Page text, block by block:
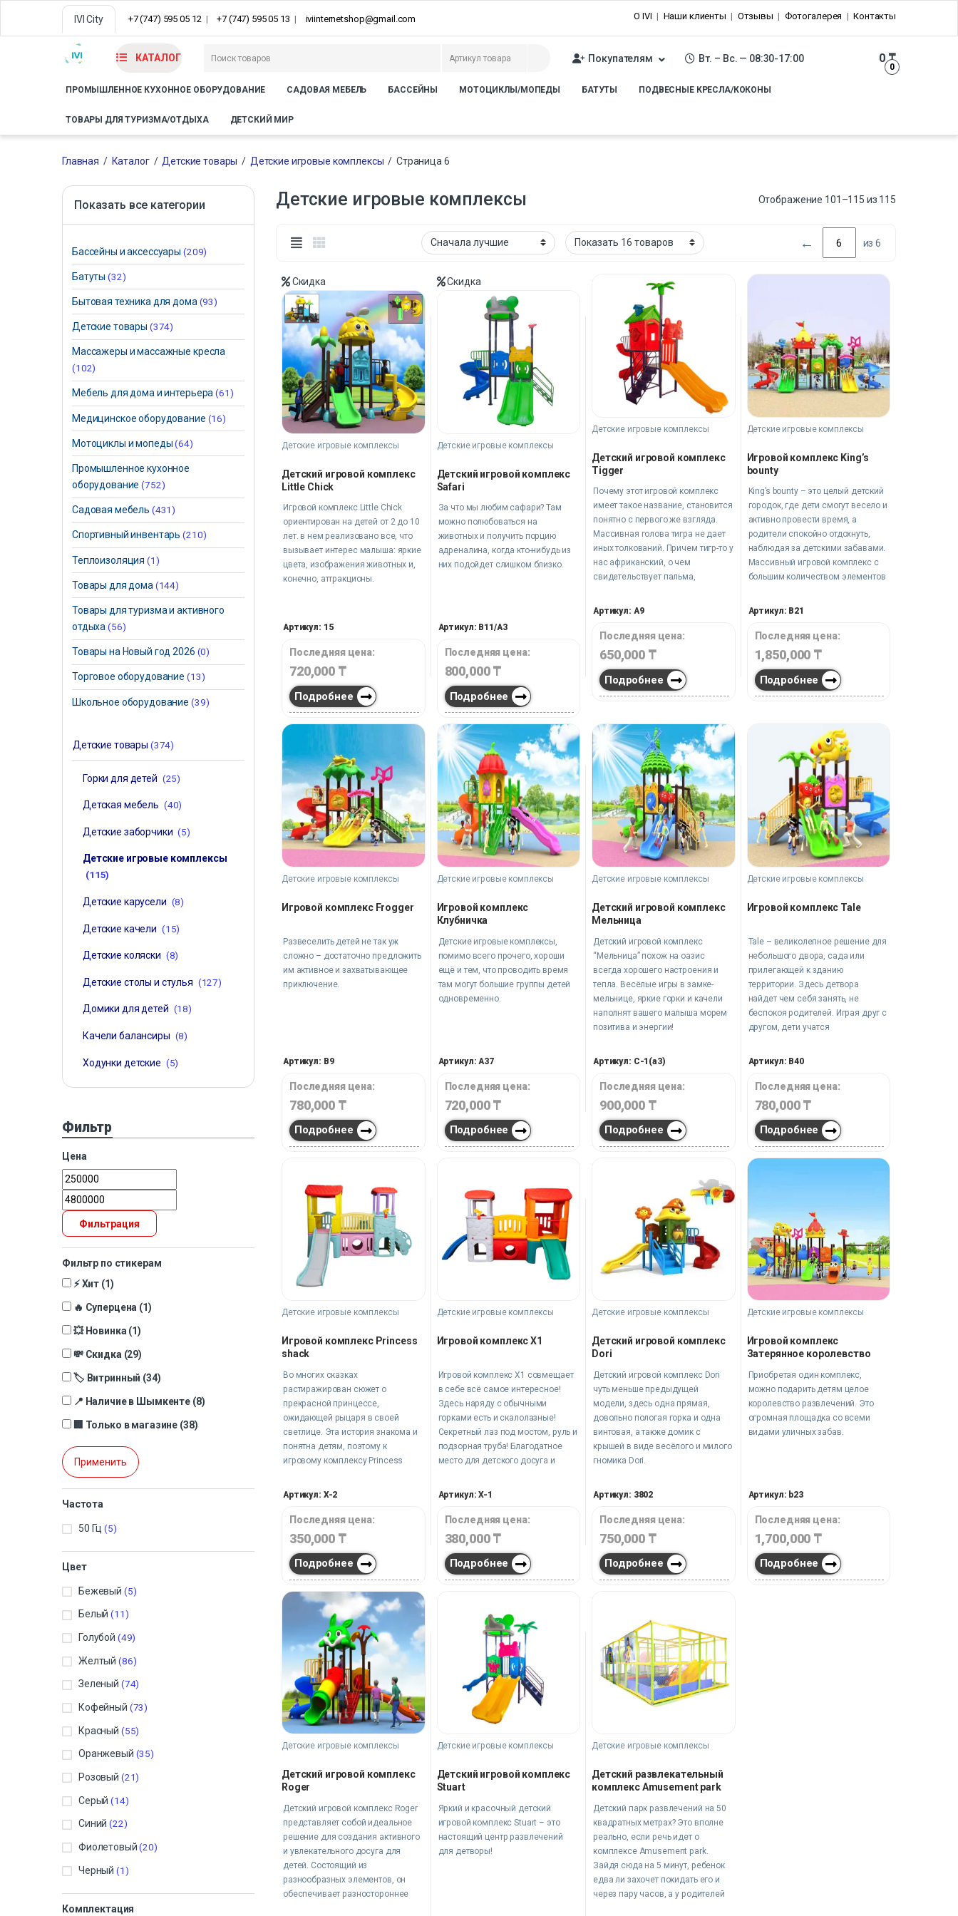
IVI City +7 (747) 595 05 12 +7 (747) 595 05 13 iviinternetshop@gmail.com О IVI Наши клиенты Отзывы Фотогалерея Контакты
КАТАЛОГ Покупателям Вт. – Вс. — 08:30-17:00
0
0₸
ПРОМЫШЛЕННОЕ КУХОННОЕ ОБОРУДОВАНИЕ САДОВАЯ МЕБЕЛЬ БАССЕЙНЫ МОТОЦИКЛЫ/МОПЕДЫ БАТУТЫ ПОДВЕСНЫЕ КРЕСЛА/КОКОНЫ
ТОВАРЫ ДЛЯ ТУРИЗМА/ОТДЫХА ДЕТСКИЙ МИР
Главная / Каталог / Детские товары / Детские игровые комплексы / Страница 6
Детские игровые комплексы Отображение 101–115 из 115
← из 6
Скидка
Детские игровые комплексы
Детский игровой комплекс
Little Chick
Игровой комплекс Little Chick
ориентирован на детей от 2 до 10
лет. в нем реализовано все, что
вызывает интерес малыша: яркие
цвета, изображения животных и,
конечно, аттракционы.
Артикул: 15
Последняя цена:
720,000 ₸
Подробнее
Скидка
Детские игровые комплексы
Детский игровой комплекс
Safari
За что мы любим сафари? Там
можно полюбоваться на
животных и получить порцию
адреналина, когда кто-нибудь из
них подойдет слишком близко.
Артикул: B11/A3
Последняя цена:
800,000₸
Подробнее
Детские игровые комплексы
Детский игровой комплекс
Tigger
Почему этот игровой комплекс
имеет такое название, становится
понятно с первого же взгляда.
Массивная голова тигра не дает
иных толкований. Причем тигр-то у
нас африканский, о чем
свидетельствует пальма,
сооружением.
Артикул: A9
Последняя цена:
650,000 ₸
Подробнее
Детские игровые комплексы
Игровой комплекс King’s
bounty
King’s bounty – это целый детский
городок, где дети смогут весело и
активно провести время, а
родители спокойно отдохнуть,
наблюдая за детскими забавами.
Массивный игровой комплекс с
большим количеством элементов
развития.
Артикул: B21
Последняя цена:
1,850,000 ₸
Подробнее
Детские игровые комплексы
Игровой комплекс Frogger
Развеселить детей не так уж
сложно – достаточно предложить
им активное и захватывающее
приключение.
Артикул: B9
Последняя цена:
780,000 ₸
Подробнее
Детские игровые комплексы
Игровой комплекс
Клубничка
Детские игровые комплексы,
помимо всего прочего, хороши
ещё и тем, что проводить время
там могут большие группы детей
одновременно.
Артикул: A37
Последняя цена:
720,000₸
Подробнее
Детские игровые комплексы
Детский игровой комплекс
Мельница
Детский игровой комплекс
“Мельница” похож на оазис
всегда хорошего настроения и
тепла. Весёлые игры в замке-
мельнице, яркие горки и качели
наполнят вашего малыша морем
позитива и энергии!
Артикул: C-1(a3)
Последняя цена:
900,000 ₸
Подробнее
Детские игровые комплексы
Игровой комплекс Tale
Tale – великолепное решение для
небольшого двора, сада или
прилегающей к зданию
территории. Здесь детвора
найдет чем себя занять, не
беспокоя родителей. Играя друг с
другом, дети учатся
Артикул: B40
Последняя цена:
780,000₸
Подробнее
Детские игровые комплексы
Игровой комплекс Princess
shack
Во многих сказках
растиражирован сюжет о
прекрасной принцессе,
ожидающей рыцаря в своей
светлице. Эта история знакома и
понятна детям, поэтому к
игровому комплексу Princess
удовольствием воспроизведут
фрагменты любимой сказки или
выдумают на ее основе новые
игры.
Артикул: X-2
Последняя цена:
350,000 ₸
Подробнее
Детские игровые комплексы
Игровой комплекс X1
Игровой комплекс X1 совмещает
в себе всё самое интересное!
Здесь наряду с обычными
горками есть и скалолазные!
Секретный лаз под мостом, руль и
подзорная труба! Благодатное
место для детского досуга и
Артикул: X-1
Последняя цена:
380,000₸
Подробнее
Детские игровые комплексы
Детский игровой комплекс
Dori
Детский игровой комплекс Dori
чуть меньше предыдущей
модели, здесь одна прямая,
довольно пологая горка и одна
винтовая, а также домик с
крышей в виде весёлого и милого
гномика Dori.
Артикул: 3802
Последняя цена:
750,000 ₸
Подробнее
Детские игровые комплексы
Игровой комплекс
Затерянное королевство
Приобретая один комплекс,
можно подарить детям целое
королевство развлечений. Это
огромная площадка со всеми
видами уличных забав.
Артикул: b23
Последняя цена:
1,700,000 ₸
Подробнее
Детские игровые комплексы
Детский игровой комплекс
Roger
Детский игровой комплекс Roger
представляет собой идеальное
решение для создания активного
и увлекательного досуга для
детей. Состоящий из
разнообразных элементов, он
обеспечивает разностороннее
Детские игровые комплексы
Детский игровой комплекс
Stuart
Яркий и красочный детский
игровой комплекс Stuart – это
настоящий центр развлечений
для детворы!
Детские игровые комплексы
Детский развлекательный
комплекс Amusement park
Детский парк развлечений на 50
квадратных метрах? Это вполне
реально, если речь идет о
комплексе Amusement park.
Зайдя сюда на 5 минут, ребенок
едва ли захочет покидать его и
через пару часов, а у родителей
Показать все категории
Бассейны и аксессуары (209)
Батуты(32)
Бытовая техника для дома (93)
Детские товары (374)
Массажеры и массажные кресла
(102)
Мебель для дома и интерьера(61)
Медицинское оборудование (16)
Мотоциклы и мопеды(64)
Промышленное кухонное
оборудование(752)
Садовая мебель (431)
Спортивный инвентарь(210)
Теплоизоляция(1)
Товары для дома (144)
Товары для туризма и активного
отдыха(56)
Товары на Новый год 2026 (0)
Торговое оборудование (13)
Школьное оборудование (39)
Детские товары (374)
Горки для детей (25)
Детская мебель (40)
Детские заборчики (5)
Детские игровые комплексы
(115)
Детские карусели (8)
Детские качели (15)
Детские коляски (8)
Детские столы и стулья (127)
Домики для детей (18)
Качели балансиры (8)
Ходунки детские (5)
Фильтр
Цена
Фильтрация
Фильтр по стикерам
⚡ Хит (1)
🔥 Суперцена (1)
💥 Новинка(1)
💸 Скидка (29)
🏷️ Витринный (34)
📍 Наличие в Шымкенте (8)
🏢 Только в магазине (38)
Применить
Частота
50 Гц (5)
Цвет
Бежевый (5)
Белый (11)
Голубой (49)
Желтый (86)
Зеленый (74)
Кофейный (73)
Красный (55)
Оранжевый (35)
Розовый (21)
Серый (14)
Синий (22)
Фиолетовый (20)
Черный (1)
Комплектация